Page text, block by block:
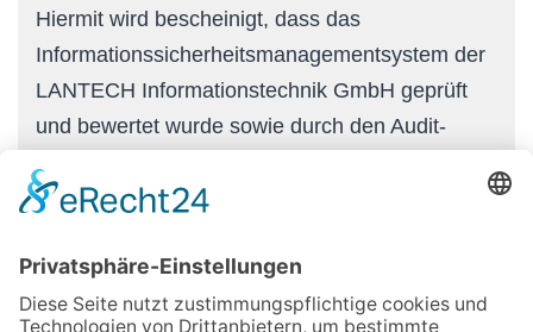
Hiermit wird bescheinigt, dass das
Informationssicherheitsmanagementsystem der
LANTECH Informationstechnik GmbH geprüft
und bewertet wurde sowie durch den Audit-
hat, dass die Forderungen der
DIN EN ISO 27001:2023
für den Geltungsbereich: